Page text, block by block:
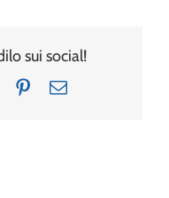
sui social!
Pinterest
Email